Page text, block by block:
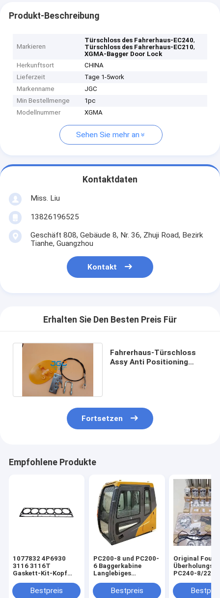
Produkt-Beschreibung
Markieren
Türschloss des Fahrerhaus-EC240,
Türschloss des Fahrerhaus-EC210,
XGMA-Bagger Door Lock
Herkunftsort
CHINA
Lieferzeit
Tage 1-5work
Markenname
JGC
Min Bestellmenge
1pc
Modellnummer
XGMA
Sehen Sie mehr an
Kontaktdaten
Miss. Liu
13826196525
Geschäft 808, Gebäude 8, Nr. 36, Zhuji Road, Bezirk
Tianhe, Guangzhou
Kontakt
Erhalten Sie Den Besten Preis Für
Fahrerhaus-Türschloss
Assy Anti Positioning
Fortsetzen
Empfohlene Produkte
1077832 4P6930
3116 3116T
Gaskett-Kit-Kopf
Katzen Motor
Ersatzteil 320B 320B
Bestpreis
PC200-8 und PC200-
6 Baggerkabine
Langlebiges
Bestpreis
Original Four
PC240-8/220-
7/270-7